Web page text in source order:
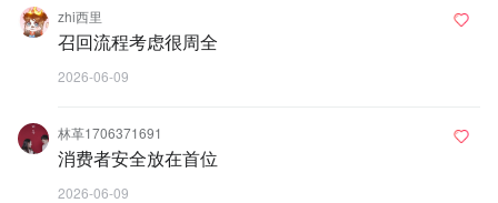
zhi西里
召回流程考虑很周全
2026-06-09
林革1706371691
消费者安全放在首位
2026-06-09